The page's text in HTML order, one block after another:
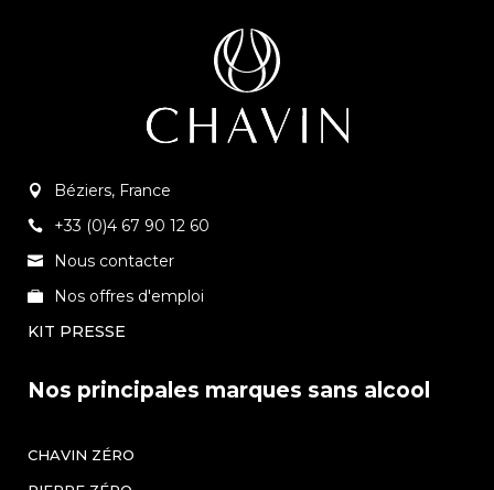
Béziers, France
+33 (0)4 67 90 12 60
Nous contacter
Nos offres d'emploi
KIT PRESSE
Nos principales marques sans alcool
CHAVIN ZÉRO